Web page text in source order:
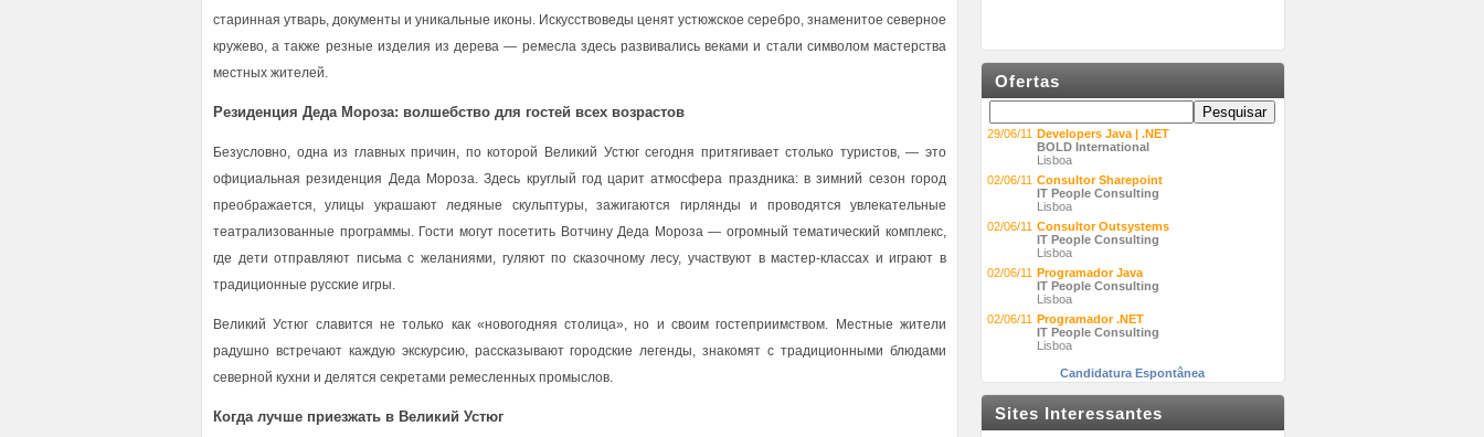
старинная утварь, документы и уникальные иконы. Искусствоведы ценят устюжское серебро, знаменитое северное
кружево, а также резные изделия из дерева — ремесла здесь развивались веками и стали символом мастерства
местных жителей.
Резиденция Деда Мороза: волшебство для гостей всех возрастов
Безусловно, одна из главных причин, по которой Великий Устюг сегодня притягивает столько туристов, — это
официальная резиденция Деда Мороза. Здесь круглый год царит атмосфера праздника: в зимний сезон город
преображается, улицы украшают ледяные скульптуры, зажигаются гирлянды и проводятся увлекательные
театрализованные программы. Гости могут посетить Вотчину Деда Мороза — огромный тематический комплекс,
где дети отправляют письма с желаниями, гуляют по сказочному лесу, участвуют в мастер-классах и играют в
традиционные русские игры.
Великий Устюг славится не только как «новогодняя столица», но и своим гостеприимством. Местные жители
радушно встречают каждую экскурсию, рассказывают городские легенды, знакомят с традиционными блюдами
северной кухни и делятся секретами ремесленных промыслов.
Когда лучше приезжать в Великий Устюг
Ofertas
29/06/11
Developers Java | .NET
BOLD International
Lisboa
02/06/11 Consultor Sharepoint
IT People Consulting
Lisboa
02/06/11 Consultor Outsystems
IT People Consulting
Lisboa
02/06/11
Programador Java
IT People Consulting
Lisboa
02/06/11
Programador .NET
IT People Consulting
Lisboa
Candidatura Espontânea
Sites Interessantes